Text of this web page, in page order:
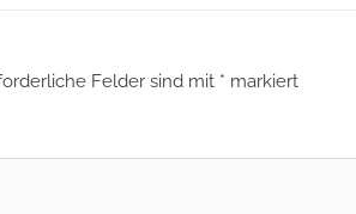
Felder sind mit * markiert